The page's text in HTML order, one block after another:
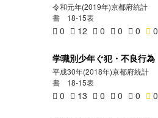
令和元年(2019年)京都府統計
書 18-15表
0 12 0 0 0 0
学職別少年ぐ犯・不良行為
平成30年(2018年)京都府統計
書 18-15表
0 13 0 0 0 0